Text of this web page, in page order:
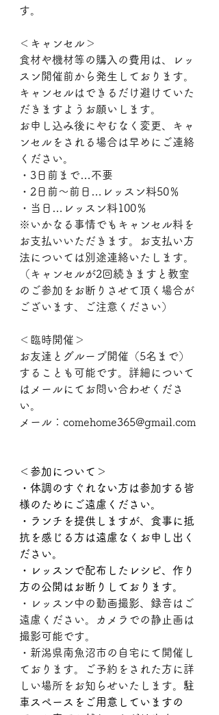
す。
＜キャンセル＞
食材や機材等の購入の費用は、レッ
スン開催前から発生しております。
キャンセルはできるだけ避けていた
だきますようお願いします。
お申し込み後にやむなく変更、キャ
ンセルをされる場合は早めにご連絡
ください。
・3日前まで…不要
・2日前～前日…レッスン料50％
・当日…レッスン料100％
※いかなる事情でもキャンセル料を
お支払いいただきます。お支払い方
法については別途連絡いたします。
（キャンセルが2回続きますと教室
のご参加をお断りさせて頂く場合が
ございます、ご注意ください）
＜臨時開催＞
お友達とグループ開催（5名まで）
することも可能です。詳細について
はメールにてお問い合わせくださ
い。
メール：comehome365@gmail.com
＜参加について＞
・体調のすぐれない方は参加する皆
様のためにご遠慮ください。
・ランチを提供しますが、食事に抵
抗を感じる方は遠慮なくお申し出く
ださい。
・レッスンで配布したレシピ、作り
方の公開はお断りしております。
・レッスン中の動画撮影、録音はご
遠慮ください。カメラでの静止画は
撮影可能です。
・新潟県南魚沼市の自宅にて開催し
ております。ご予約をされた方に詳
しい場所をお知らせいたします。 駐
車スペースをご用意していますの